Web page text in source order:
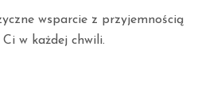
wsparcie z przyjemnością
w każdej chwili.